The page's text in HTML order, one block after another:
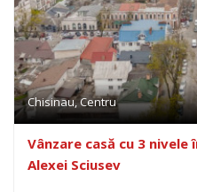
Chisinau, Centru
Vânzare casă cu 3
Alexei Sciusev